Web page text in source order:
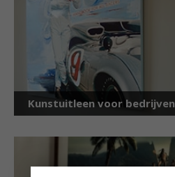
Kunstuitleen voor bedrijven